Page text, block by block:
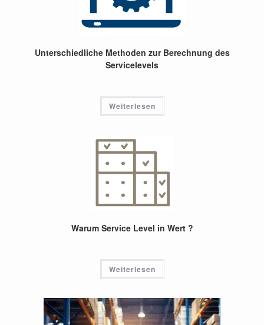
Unterschiedliche Methoden zur Berechnung des
Servicelevels
Weiterlesen
Warum Service Level in Wert ?
Weiterlesen